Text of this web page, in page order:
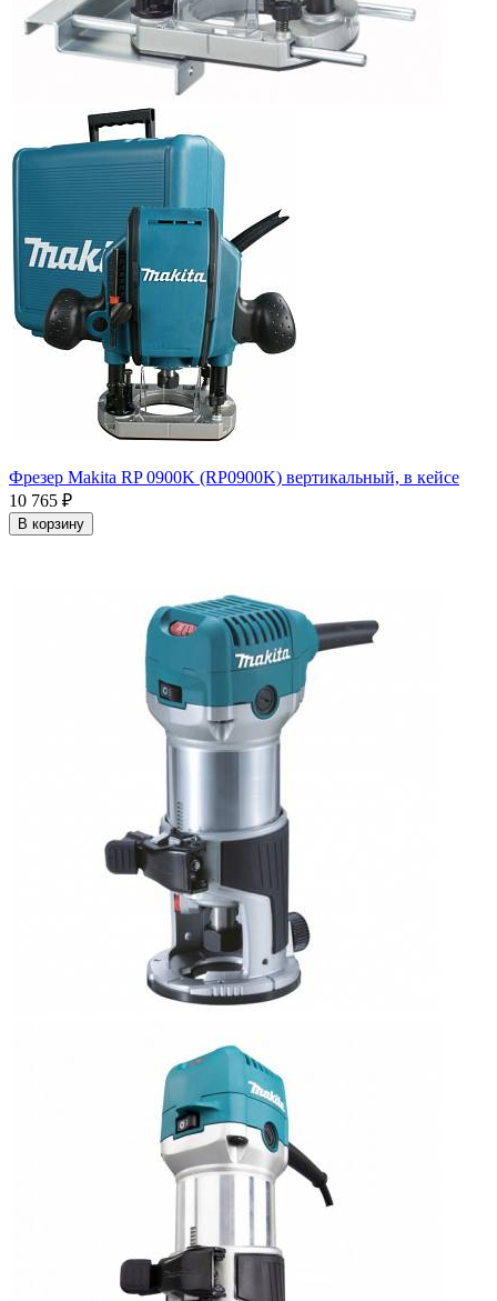
Фрезер Makita RP 0900K (RP0900K) вертикальный, в кейсе
10 765 ₽
В корзину